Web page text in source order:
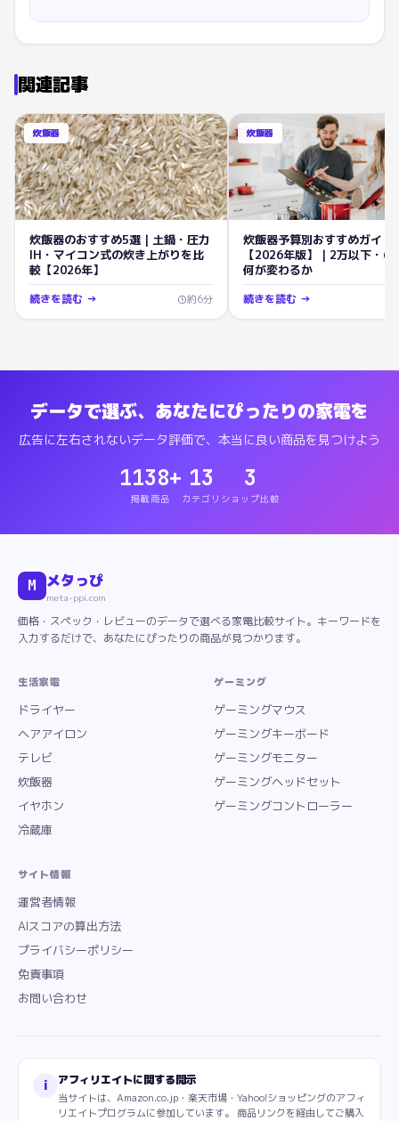
関連記事
炊飯器
炊飯器のおすすめ5選｜土鍋・圧力
IH・マイコン式の炊き上がりを比
較【2026年】
続きを読む → 約6分
炊飯器
炊飯器予算別おすすめガイド
【2026年版】｜2万以下・6
何が変わるか
続きを読む →
データで選ぶ、あなたにぴったりの家電を
広告に左右されないデータ評価で、本当に良い商品を見つけよう
1138+
掲載商品
13
カテゴリ
3
ショップ比較
M メタっぴ
meta-ppi.com
価格・スペック・レビューのデータで選べる家電比較サイト。キーワードを
入力するだけで、あなたにぴったりの商品が見つかります。
生活家電
ドライヤー
ヘアアイロン
テレビ
炊飯器
イヤホン
冷蔵庫
ゲーミング
ゲーミングマウス
ゲーミングキーボード
ゲーミングモニター
ゲーミングヘッドセット
ゲーミングコントローラー
サイト情報
運営者情報
AIスコアの算出方法
プライバシーポリシー
免責事項
お問い合わせ
i アフィリエイトに関する開示
当サイトは、Amazon.co.jp・楽天市場・Yahoo!ショッピングのアフィ
リエイトプログラムに参加しています。 商品リンクを経由してご購入